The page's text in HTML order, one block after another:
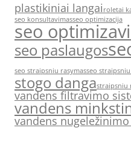
plastikiniai langai roletai
seo konsultavimasseo optimizacija
seo
seo paslaugos
seo straipsniu rasymasseo
stogo dangastraipsniu
vandens filtravimo
vandens
vandens